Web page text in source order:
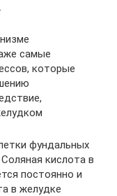
самые
которые
фундальных
кислота в
постоянно и
в желудке